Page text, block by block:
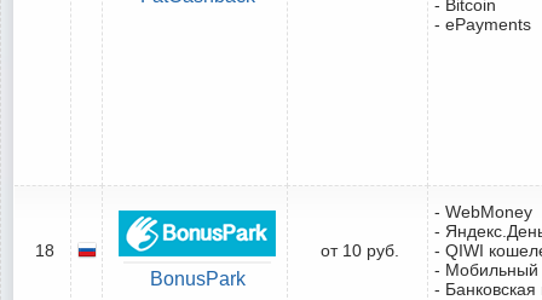
- Bitcoin
- ePayments
18
BonusPark
от 10 руб.
- WebMoney
-
- QIWI
- Мобильный
-